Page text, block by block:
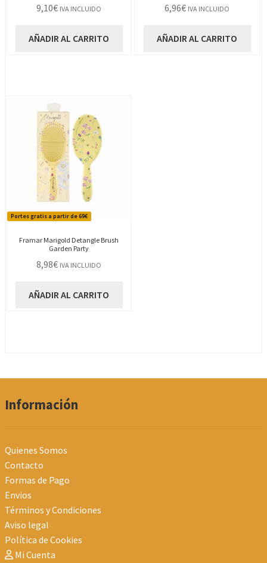
9,10€ IVA INCLUIDO
AÑADIR AL CARRITO
6,96€ IVA INCLUIDO
AÑADIR AL CARRITO
Portes gratis a partir de 69€
Framar Marigold Detangle Brush
Garden Party
8,98€ IVA INCLUIDO
AÑADIR AL CARRITO
Información
Quienes Somos
Contacto
Formas de Pago
Envios
Términos y Condiciones
Aviso legal
Política de Cookies
Mi Cuenta